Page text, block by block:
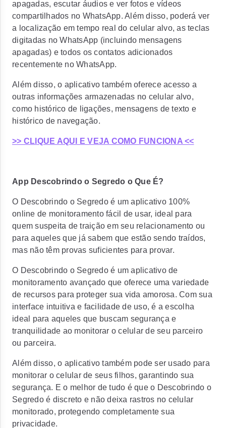
apagadas, escutar áudios e ver fotos e vídeos
compartilhados no WhatsApp. Além disso, poderá ver
a localização em tempo real do celular alvo, as teclas
digitadas no WhatsApp (incluindo mensagens
apagadas) e todos os contatos adicionados
recentemente no WhatsApp.
Além disso, o aplicativo também oferece acesso a
outras informações armazenadas no celular alvo,
como histórico de ligações, mensagens de texto e
histórico de navegação.
>> CLIQUE AQUI E VEJA COMO FUNCIONA <<
App Descobrindo o Segredo o Que É?
O Descobrindo o Segredo é um aplicativo 100%
online de monitoramento fácil de usar, ideal para
quem suspeita de traição em seu relacionamento ou
para aqueles que já sabem que estão sendo traídos,
mas não têm provas suficientes para provar.
O Descobrindo o Segredo é um aplicativo de
monitoramento avançado que oferece uma variedade
de recursos para proteger sua vida amorosa. Com sua
interface intuitiva e facilidade de uso, é a escolha
ideal para aqueles que buscam segurança e
tranquilidade ao monitorar o celular de seu parceiro
ou parceira.
Além disso, o aplicativo também pode ser usado para
monitorar o celular de seus filhos, garantindo sua
segurança. E o melhor de tudo é que o Descobrindo o
Segredo é discreto e não deixa rastros no celular
monitorado, protegendo completamente sua
privacidade.